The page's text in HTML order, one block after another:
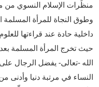
منظِّرات الإسلام النسوي من
وطوق النجاة للمرأة
داخلية حادة عند قراءتها
حيث تخرج المرأة المسلمة بعد
الله -تعالى- يفضل الرجال
النساء في مرتبة دنيا وأدنى